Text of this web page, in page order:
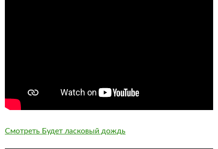
Смотреть Будет ласковый дождь